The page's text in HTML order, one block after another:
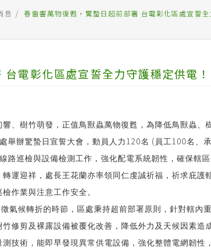
息 春雷響萬物復甦，驚蟄日超前部署 台電彰化區處宣誓全
電彰化區處宣誓全力守護穩定供電！
樹竹萌發，正值鳥獸蟲萬物復甦，為降低鳥獸蟲、
舉辦驚蟄日宣誓大會，動員人力 120名 ( 員工 100名、
路巡檢與設備檢測工作，強化配電系統韌性，確保轄
運迎祥，處長王花蘭亦率領同仁虔誠祈福，祈求庇護
作業與注意工作安全。
氣候轉折的時節，區處秉持超前部署原則，針對轄內
修剪及裸露設備被覆化改善，降低外力及天候因素造
技術，能即早發現異常供電設備，強化整體電網韌性